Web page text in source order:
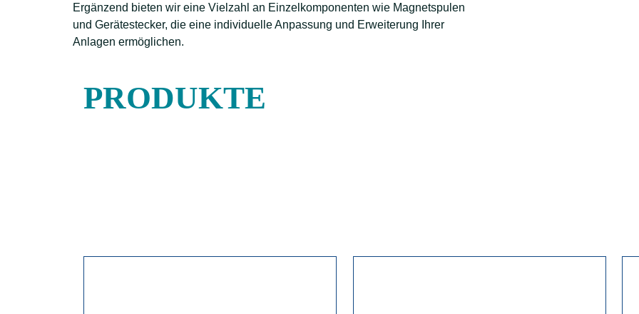
Ergänzend bieten wir eine Vielzahl an Einzelkomponenten wie Magnetspulen
und Gerätestecker, die eine individuelle Anpassung und Erweiterung Ihrer
Anlagen ermöglichen.
PRODUKTE